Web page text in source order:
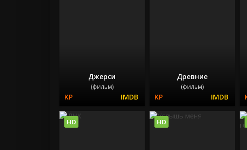
Джерси
(фильм)
Древние
(фильм)
HD HD